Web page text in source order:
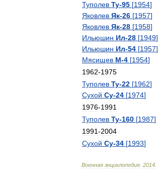
Туполев Ту-95 [1954]
Яковлев Як-26 [1957]
Яковлев Як-28 [1958]
Ильюшин Ил-28 [1949]
Ильюшин Ил-54 [1957]
Мясищев М-4 [1954]
1962-1975
Туполев Ту-22 [1962]
Сухой Су-24 [1974]
1976-1991
Туполев Ту-160 [1987]
1991-2004
Сухой Су-34 [1993]
Военная энциклопедия 2014